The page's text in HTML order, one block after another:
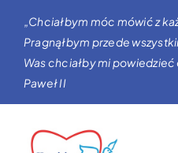
zawartości
„Chciałbym móc mówić z
Pragnąłbym przede
Was chciałby mi powiedzieć
Paweł II